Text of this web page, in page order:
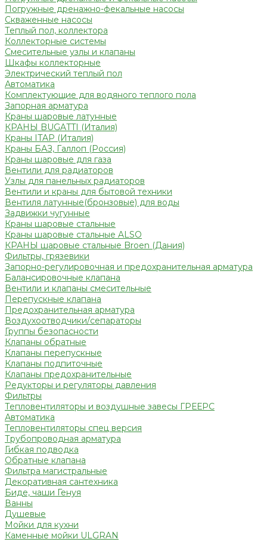
Погружные дренажно-фекальные насосы
Скваженные насосы
Теплый пол, коллектора
Коллекторные системы
Смесительные узлы и клапаны
Шкафы коллекторные
Электрический теплый пол
Автоматика
Комплектующие для водяного теплого пола
Запорная арматура
Краны шаровые латунные
КРАНЫ BUGATTI (Италия)
Краны ITAP (Италия)
Краны БАЗ, Галлоп (Россия)
Краны шаровые для газа
Вентили для радиаторов
Узлы для панельных радиаторов
Вентили и краны для бытовой техники
Вентиля латунные(бронзовые) для воды
Задвижки чугунные
Краны шаровые стальные
Краны шаровые стальные ALSO
КРАНЫ шаровые стальные Broen (Дания)
Фильтры, грязевики
Запорно-регулировочная и предохранительная арматура
Балансировочные клапана
Вентили и клапаны смесительные
Перепускные клапана
Предохранительная арматура
Воздухоотводчики/сепараторы
Группы безопасности
Клапаны обратные
Клапаны перепускные
Клапаны подпиточные
Клапаны предохранительные
Редукторы и регуляторы давления
Фильтры
Тепловентиляторы и воздушные завесы ГРЕЕРС
Автоматика
Тепловентиляторы спец версия
Трубопроводная арматура
Гибкая подводка
Обратные клапана
Фильтра магистральные
Декоративная сантехника
Биде, чаши Генуя
Ванны
Душевые
Мойки для кухни
Каменные мойки ULGRAN